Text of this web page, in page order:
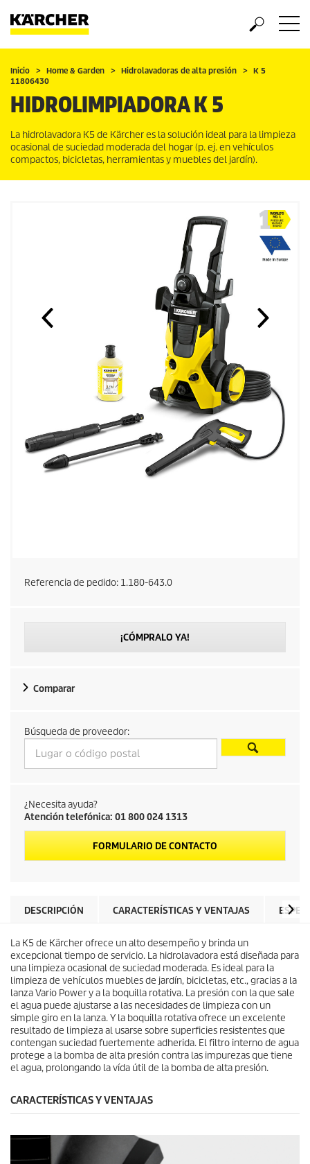
Inicio Home & Garden Hidrolavadoras de alta presión
K 5
11806430
HIDROLIMPIADORA K 5
La hidrolavadora K5 de Kärcher es la solución ideal para la limpieza
ocasional de suciedad moderada del hogar (p. ej. en vehículos
compactos, bicicletas, herramientas y muebles del jardín).
Referencia de pedido: 1.180-643.0
¡CÓMPRALO YA!
Comparar
Búsqueda de proveedor:
¿Necesita ayuda?
Atención telefónica: 01 800 024 1313
FORMULARIO DE CONTACTO
DESCRIPCIÓN CARACTERÍSTICAS Y VENTAJAS
La K5 de Kärcher ofrece un alto desempeño y brinda un
excepcional tiempo de servicio. La hidrolavadora está diseñada para
una limpieza ocasional de suciedad moderada. Es ideal para la
limpieza de vehículos muebles de jardín, bicicletas, etc., gracias a la
lanza Vario Power y a la boquilla rotativa. La presión con la que sale
el agua puede ajustarse a las necesidades de limpieza con un
simple giro en la lanza. Y la boquilla rotativa ofrece un excelente
resultado de limpieza al usarse sobre superficies resistentes que
contengan suciedad fuertemente adherida. El filtro interno de agua
protege a la bomba de alta presión contra las impurezas que tiene
el agua, prolongando la vída útil de la bomba de alta presión.
CARACTERÍSTICAS Y VENTAJAS